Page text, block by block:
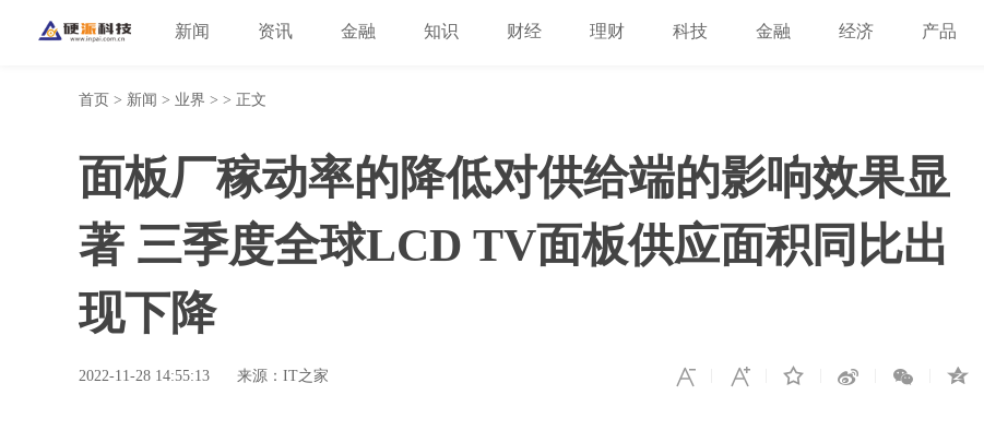
新闻 资讯 金融 知识 财经 理财 科技 金融 经济 产品
首页 > 新闻 > 业界 > > 正文
面板厂稼动率的降低对供给端的影响效果显
著 三季度全球LCD TV面板供应面积同比出
现下降
2022-11-28 14:55:13 来源：IT之家